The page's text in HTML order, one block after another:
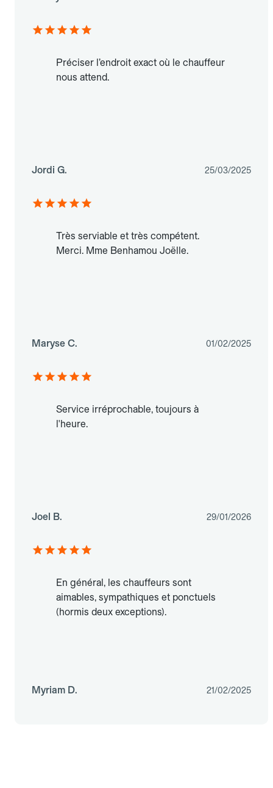
Préciser l’endroit exact où le chauffeur
nous attend.
Jordi G. 25/03/2025
Très serviable et très compétent.
Merci. Mme Benhamou Joëlle.
Maryse C. 01/02/2025
Service irréprochable, toujours à
l'heure.
Joel B. 29/01/2026
En général, les chauffeurs sont
aimables, sympathiques et ponctuels
(hormis deux exceptions).
Myriam D. 21/02/2025